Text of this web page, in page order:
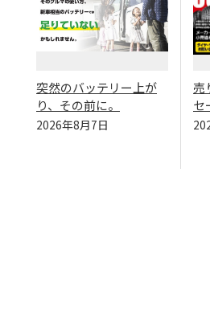
突然のバッテリー上が
り、その前に。
2026年8月7日
売
セ